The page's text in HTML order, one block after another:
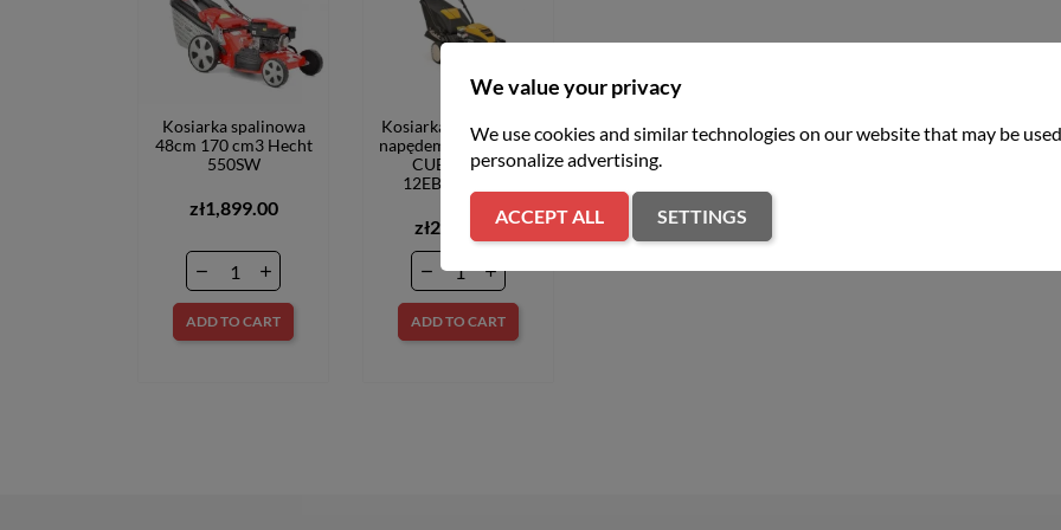
Kosiarka spalinowa
48cm 170 cm3 Hecht
550SW
zł1,899.00
ADD TO CART
Kosiarka spalinowa z
napędem LM2 DR46S
CUB CADET
12EBTQKC603
zł2,399.00
ADD TO CART
We value your privacy
We use cookies and similar technologies on our website that may be
personalize advertising.
ACCEPT ALL SETTINGS